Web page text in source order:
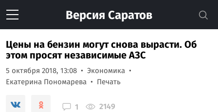
Версия Саратов
Цены на бензин могут снова вырасти. Об
этом просят независимые АЗС
5 октября 2018, 13:08
Экономика
Екатерина Пономарева
Печать
1 2149